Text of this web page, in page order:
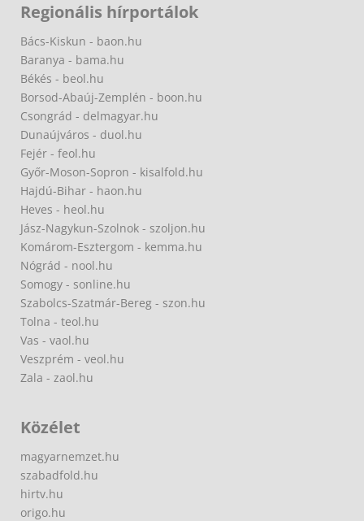
Regionális hírportálok
Bács-Kiskun - baon.hu
Baranya - bama.hu
Békés - beol.hu
Borsod-Abaúj-Zemplén - boon.hu
Csongrád - delmagyar.hu
Dunaújváros - duol.hu
Fejér - feol.hu
Győr-Moson-Sopron - kisalfold.hu
Hajdú-Bihar - haon.hu
Heves - heol.hu
Jász-Nagykun-Szolnok - szoljon.hu
Komárom-Esztergom - kemma.hu
Nógrád - nool.hu
Somogy - sonline.hu
Szabolcs-Szatmár-Bereg - szon.hu
Tolna - teol.hu
Vas - vaol.hu
Veszprém - veol.hu
Zala - zaol.hu
Közélet
magyarnemzet.hu
szabadfold.hu
hirtv.hu
origo.hu